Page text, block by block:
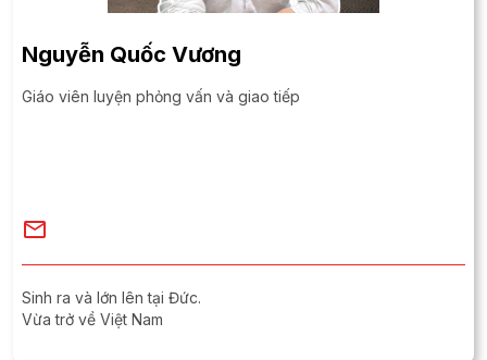
Nguyễn Quốc Vương
Giáo viên luyện phỏng vấn và giao tiếp
Sinh ra và lớn lên tại Đức.
Vừa trở về Việt Nam